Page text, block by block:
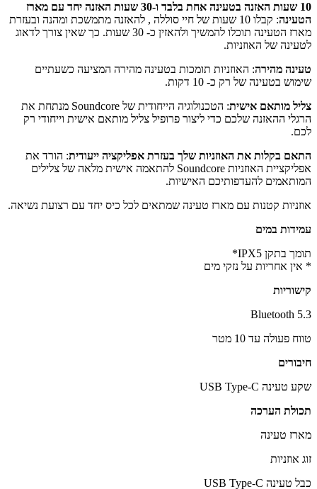
10 שעות האזנה בטעינה אחת בלבד ו-30 שעות האזנה יחד עם מארז
הטעינה
: קבלו 10 שעות של חיי סוללה , להאזנה מתמשכת ומהנה ובעזרת
מארז הטעינה תוכלו להמשיך ולהאזין כ- 30 שעות. כך שאין צורך לדאוג
לטעינה של האוזניות.
טעינה מהירה: האוזניות תומכות בטעינה מהירה המציעה כשעתיים
שימוש בטעינה של רק כ- 10 דקות.
צליל מותאם אישית
: הטכנולוגיה הייחודית של Soundcore מנתחת את
הרגלי ההאזנה שלכם כדי ליצור פרופיל צליל מותאם אישית וייחודי רק
לכם.
התאם בקלות את האוזניות שלך בעזרת אפליקציה ייעודית: הורד את
אפליקציית האוזניות Soundcore להתאמה אישית מלאה של צלילים
המותאמים להעדפותיכם האישיות.
אוזניות קטנות עם מארז טעינה שמתאים לכל כיס יחד עם רצועת נשיאה.
עמידות במים
תומך בתקן IPX5*
* אין אחריות על נזקי מים
קישוריות
Bluetooth 5.3
טווח פעולה עד 10 מטר
חיבורים
שקע טעינה USB Type-C
תכולת הערכה
מארז טעינה
זוג אוזניות
כבל טעינה USB Type-C